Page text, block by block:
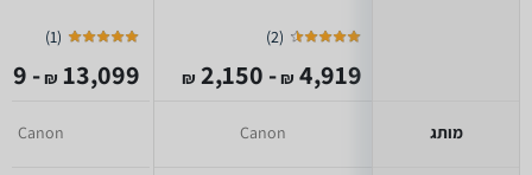
מותג
(
2
)
4,919
₪
- 2,150
₪
Canon
(
1
)
13,099
₪
- 5,399
Canon